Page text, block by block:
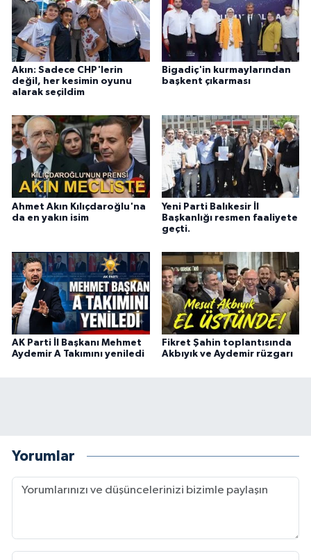
Akın: Sadece CHP'lerin
değil, her kesimin oyunu
alarak seçildim
Bigadiç'in kurmaylarından
başkent çıkarması
Ahmet Akın Kılıçdaroğlu'na
da en yakın isim
Yeni Parti Balıkesir İl
Başkanlığı resmen faaliyete
geçti.
AK Parti İl Başkanı Mehmet
Aydemir A Takımını yeniledi
Fikret Şahin toplantısında
Akbıyık ve Aydemir rüzgarı
Yorumlar